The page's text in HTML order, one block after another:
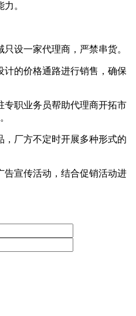
。
设一家代理商，严禁串货。
计的价格通路进行销售，确保
专职业务员帮助代理商开拓市
，厂方不定时开展多种形式的
告宣传活动，结合促销活动进